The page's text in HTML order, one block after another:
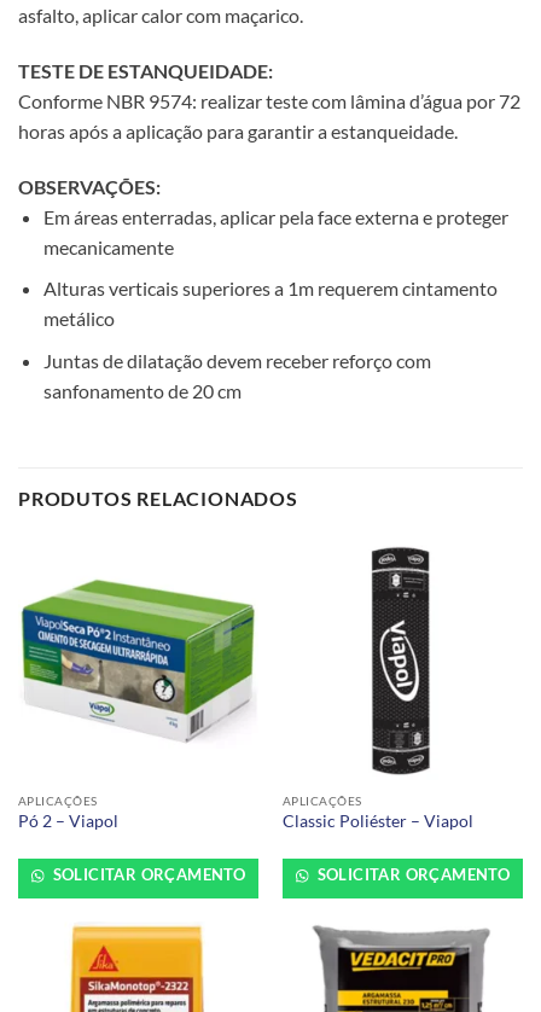
asfalto, aplicar calor com maçarico.
TESTE DE ESTANQUEIDADE:
Conforme NBR 9574: realizar teste com lâmina d’água por 72
horas após a aplicação para garantir a estanqueidade.
OBSERVAÇÕES:
Em áreas enterradas, aplicar pela face externa e proteger
mecanicamente
Alturas verticais superiores a 1m requerem cintamento
metálico
Juntas de dilatação devem receber reforço com
sanfonamento de 20 cm
PRODUTOS RELACIONADOS
APLICAÇÕES
Pó 2 – Viapol
SOLICITAR ORÇAMENTO
APLICAÇÕES
Classic Poliéster – Viapol
SOLICITAR ORÇAMENTO